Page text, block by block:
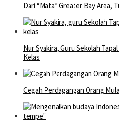
Dari “Mata” Greater Bay Area,
Nur Syakira, Guru Sekolah
Kelas
Cegah Perdagangan Orang